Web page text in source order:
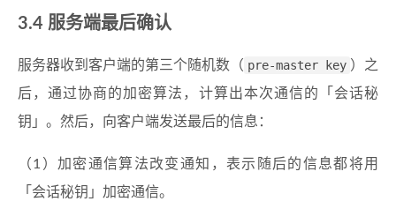
3.4 服务端最后确认
服务器收到客户端的第三个随机数（ pre-master key ）之
后，通过协商的加密算法，计算出本次通信的「会话秘
钥」。然后，向客户端发送最后的信息：
（1）加密通信算法改变通知，表示随后的信息都将用
「会话秘钥」加密通信。